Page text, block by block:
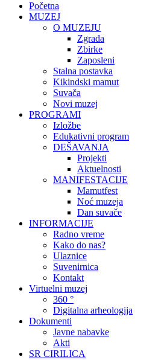
Početna
MUZEJ
O MUZEJU
Zgrada
Zbirke
Zaposleni
Stalna postavka
Kikindski mamut
Suvača
Novi muzej
PROGRAMI
Izložbe
Edukativni program
DEŠAVANJA
Projekti
Aktuelnosti
MANIFESTACIJE
Mamutfest
Noć muzeja
Dan suvače
INFORMACIJE
Radno vreme
Kako do nas?
Ulaznice
Suvenirnica
Kontakt
Virtuelni muzej
360 °
Digitalna arheologija
Dokumenti
Javne nabavke
Akti
SR CIRILICA